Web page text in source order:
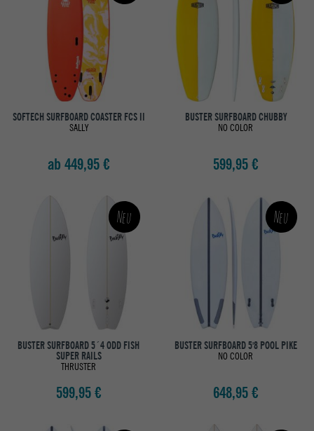
SOFTECH SURFBOARD COASTER FCS II
SALLY
ab 449,95 €
BUSTER SURFBOARD CHUBBY
NO COLOR
599,95 €
Neu
BUSTER SURFBOARD 5´4 ODD FISH
SUPER RAILS
THRUSTER
599,95 €
Neu
BUSTER SURFBOARD 5'8 POOL PIKE
NO COLOR
648,95 €